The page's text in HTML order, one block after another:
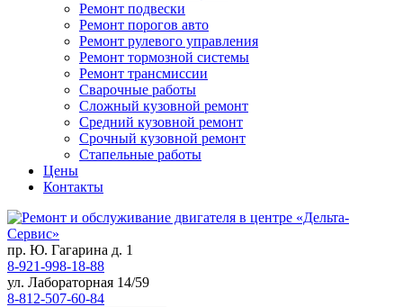
Ремонт подвески
Ремонт порогов авто
Ремонт рулевого управления
Ремонт тормозной системы
Ремонт трансмиссии
Сварочные работы
Сложный кузовной ремонт
Средний кузовной ремонт
Срочный кузовной ремонт
Стапельные работы
Цены
Контакты
пр. Ю. Гагарина д. 1
8-921-998-18-88
ул. Лабораторная 14/59
8-812-507-60-84